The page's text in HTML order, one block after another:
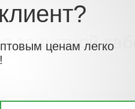
- Трубы и рукава для прокладки
ценам легко